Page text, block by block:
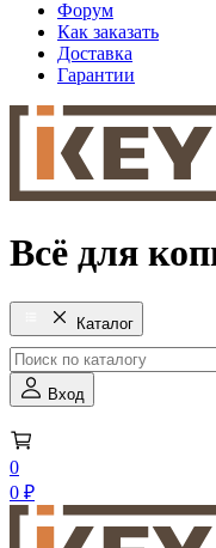
Форум
Как заказать
Доставка
Гарантии
Всё для
Каталог
Вход
0
0 ₽